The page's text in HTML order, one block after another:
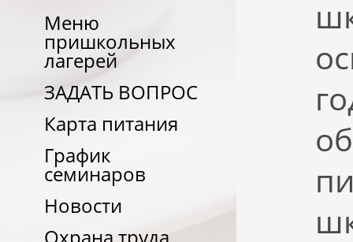
Меню
пришкольных
лагерей
ЗАДАТЬ ВОПРОС
Карта питания
График
семинаров
Новости